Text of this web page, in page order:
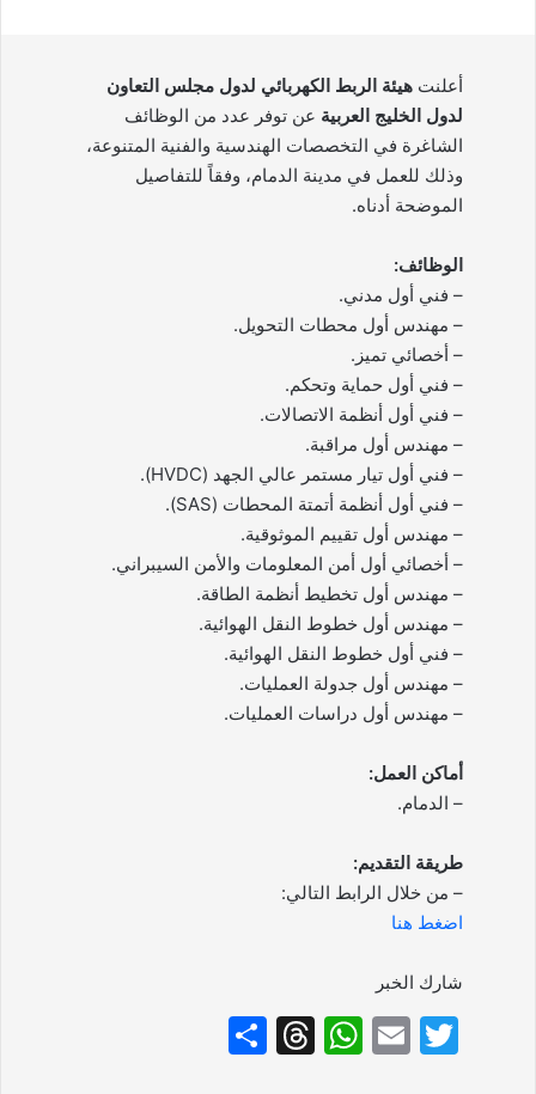
أعلنت هيئة الربط الكهربائي لدول مجلس التعاون
لدول الخليج العربية عن توفر عدد من الوظائف
الشاغرة في التخصصات الهندسية والفنية المتنوعة،
وذلك للعمل في مدينة الدمام، وفقاً للتفاصيل
الموضحة أدناه.
الوظائف:
– فني أول مدني.
– مهندس أول محطات التحويل.
– أخصائي تميز.
– فني أول حماية وتحكم.
– فني أول أنظمة الاتصالات.
– مهندس أول مراقبة.
– فني أول تيار مستمر عالي الجهد (HVDC).
– فني أول أنظمة أتمتة المحطات (SAS).
– مهندس أول تقييم الموثوقية.
– أخصائي أول أمن المعلومات والأمن السيبراني.
– مهندس أول تخطيط أنظمة الطاقة.
– مهندس أول خطوط النقل الهوائية.
– فني أول خطوط النقل الهوائية.
– مهندس أول جدولة العمليات.
– مهندس أول دراسات العمليات.
أماكن العمل:
– الدمام.
طريقة التقديم:
– من خلال الرابط التالي:
اضغط هنا
شارك الخبر
T
E
W
T